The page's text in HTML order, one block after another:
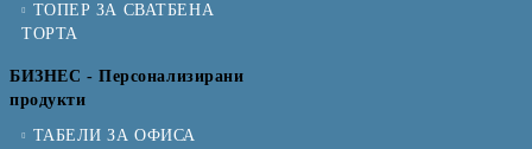
ТОПЕР ЗА СВАТБЕНА
ТОРТА
БИЗНЕС - Персонализирани
продукти
ТАБЕЛИ ЗА ОФИСА